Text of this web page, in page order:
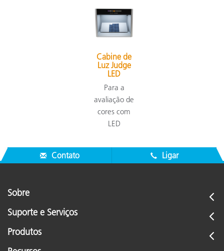
Cabine de
Luz Judge
LED
Para a
avaliação de
cores com
LED
Contato Ligar
Sobre
Suporte e Serviços
Produtos